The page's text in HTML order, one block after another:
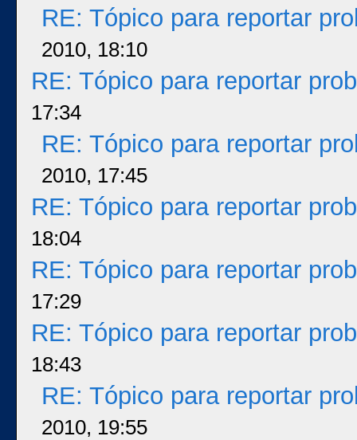
RE: Tópico para reportar
2010, 18:10
RE: Tópico para reportar
17:34
RE: Tópico para reportar
2010, 17:45
RE: Tópico para reportar
18:04
RE: Tópico para reportar
17:29
RE: Tópico para reportar
18:43
RE: Tópico para reportar
2010, 19:55